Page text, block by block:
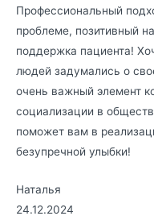
Профессиональный
проблеме, позитивный
поддержка пациента!
людей задумались о
очень важный элемент
социализации в
поможет вам в
безупречной улыбки!
Наталья
24.12.2024